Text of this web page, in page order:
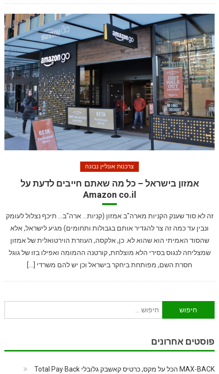
צרכנות אונליין נבונה
אמזון בישראל – כל מה שאתם חייבים לדעת על
Amazon co.il
זה לא סוד שענק הקניות מארה"ב אמזון (קניות… ארה"ב… תיכף נצלול לעומק
ונבין עד כמה זה צר להגדיר אותם בגבולות ותחומים) מגיע לישראל, אלא
שהסוד האמיתי הוא שהוא לא. כן, אלקסה, העוזרת הוירטואלית של אמזון
שמצליחה לנגוס בסירי הלא מוצלחת, קורטנה ההמומה ואפילו בזו של גוגל
חסרת השם, מפותחת ביחקר בישראל וכן יש להם משרדי […]
חיפוש:
פוסטים אחרונים
MAX-BACK הכל על מקס, כרטיס קאשבק גלובלי Total Pay Back